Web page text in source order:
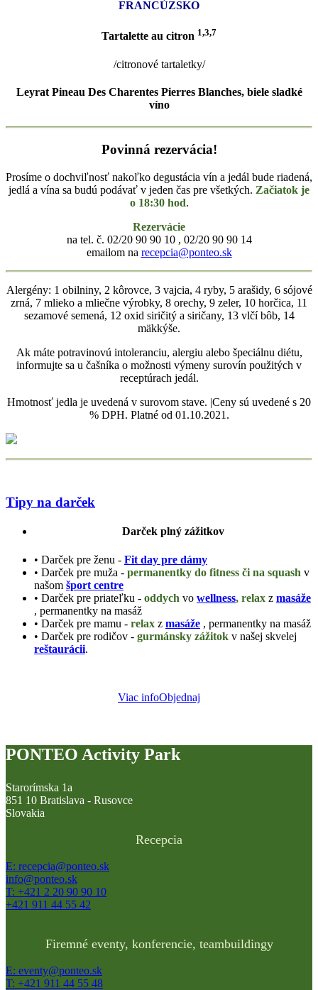
FRANCÚZSKO
Tartalette au citron 1,3,7
/citronové tartaletky/
Leyrat Pineau Des Charentes Pierres Blanches, biele sladké
víno
Povinná rezervácia!
Prosíme o dochviľnosť nakoľko degustácia vín a jedál bude riadená,
jedlá a vína sa budú podávať v jeden čas pre všetkých. Začiatok je
o 18:30 hod.
Rezervácie
na tel. č. 02/20 90 90 10 , 02/20 90 90 14
emailom na recepcia@ponteo.sk
Alergény: 1 obilniny, 2 kôrovce, 3 vajcia, 4 ryby, 5 arašidy, 6 sójové
zrná, 7 mlieko a mliečne výrobky, 8 orechy, 9 zeler, 10 horčica, 11
sezamové semená, 12 oxid siričitý a siričany, 13 vlčí bôb, 14
mäkkýše.
Ak máte potravinovú intoleranciu, alergiu alebo špeciálnu diétu,
informujte sa u čašníka o možnosti výmeny surovín použitých v
receptúrach jedál.
Hmotnosť jedla je uvedená v surovom stave. |Ceny sú uvedené s 20
% DPH. Platné od 01.10.2021.
Tipy na darček
Darček plný zážitkov
• Darček pre ženu - Fit day pre dámy
• Darček pre muža - permanentky do fitness či na squash v
našom šport centre
• Darček pre priateľku - oddych vo wellness, relax z masáže
, permanentky na masáž
• Darček pre mamu - relax z masáže , permanentky na masáž
• Darček pre rodičov - gurmánsky zážitok v našej skvelej
reštaurácii.
Viac infoObjednaj
PONTEO Activity Park
Starorímska 1a
851 10 Bratislava - Rusovce
Slovakia
Recepcia
E: recepcia@ponteo.sk
info@ponteo.sk
T: +421 2 20 90 90 10
+421 911 44 55 42
Firemné eventy, konferencie, teambuildingy
E: eventy@ponteo.sk
T: +421 911 44 55 48